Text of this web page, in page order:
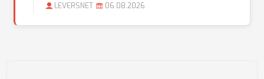
LEVERSNET 06.08.2026